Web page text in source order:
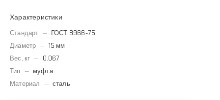
Характеристики
Стандарт — ГОСТ 8966-75
Диаметр — 15 мм
Вес, кг — 0.067
Тип
— муфта
Материал
— сталь